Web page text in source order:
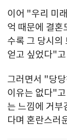
이어 "우리 미
억 때문에 결
수록 그 당시의
얻고 싶었다"
그러면서 "당
이유는 없다"
는 느낌에 거부
다며 혼란스러